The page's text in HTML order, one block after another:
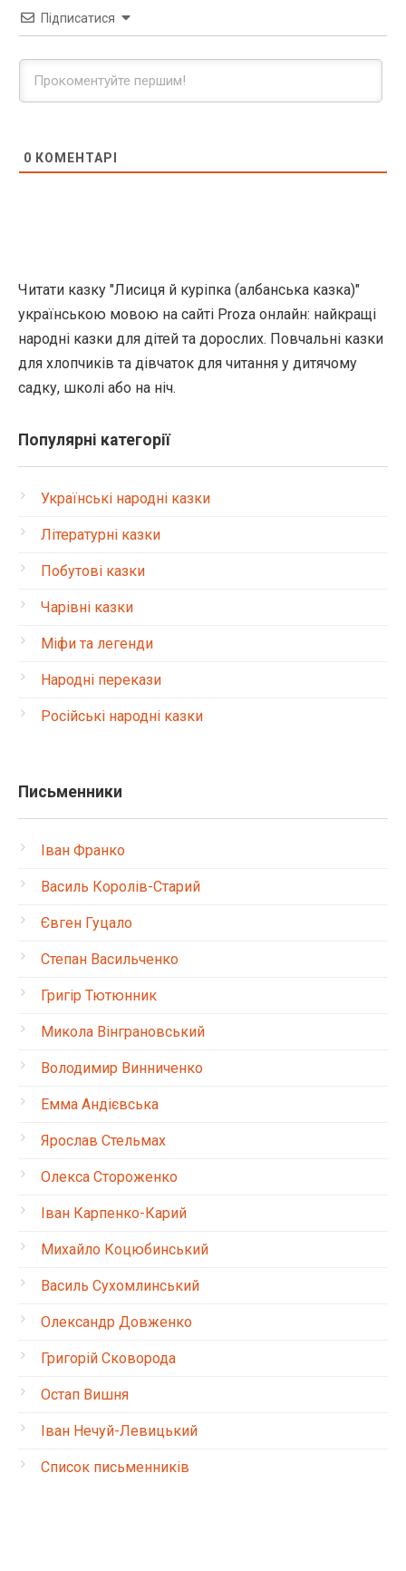
Підписатися
0 КОМЕНТАРІ
Читати казку "Лисиця й куріпка (албанська казка)"
українською мовою на сайті Proza онлайн: найкращі
народні казки для дітей та дорослих. Повчальні казки
для хлопчиків та дівчаток для читання у дитячому
садку, школі або на ніч.
Популярні категорії
Українські народні казки
Літературні казки
Побутові казки
Чарівні казки
Міфи та легенди
Народні перекази
Російські народні казки
Письменники
Іван Франко
Василь Королів-Старий
Євген Гуцало
Степан Васильченко
Григір Тютюнник
Микола Вінграновський
Володимир Винниченко
Емма Андієвська
Ярослав Стельмах
Олекса Стороженко
Іван Карпенко-Карий
Михайло Коцюбинський
Василь Сухомлинський
Олександр Довженко
Григорій Сковорода
Остап Вишня
Іван Нечуй-Левицький
Список письменників